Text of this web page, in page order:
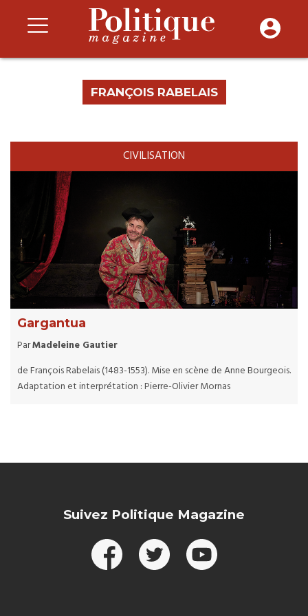
FRANÇOIS RABELAIS
CIVILISATION
Gargantua
ParMadeleine Gautier
de François Rabelais (1483-1553). Mise en scène de Anne Bourgeois.
Adaptation et interprétation : Pierre-Olivier Mornas
Suivez Politique Magazine